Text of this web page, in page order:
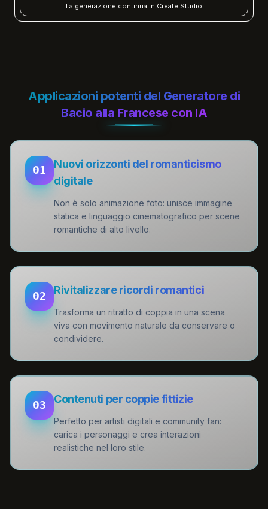
La generazione continua in Create Studio
Applicazioni potenti del Generatore di
Bacio alla Francese con IA
01
Nuovi orizzonti del romanticismo
digitale
Non è solo animazione foto: unisce immagine
statica e linguaggio cinematografico per scene
romantiche di alto livello.
02 Rivitalizzare ricordi romantici
Trasforma un ritratto di coppia in una scena
viva con movimento naturale da conservare o
condividere.
03 Contenuti per coppie fittizie
Perfetto per artisti digitali e community fan:
carica i personaggi e crea interazioni
realistiche nel loro stile.